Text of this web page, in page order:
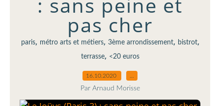
pas cher
paris, métro arts et métiers, 3ème arrondissement, bistrot,
terrasse, <20 euros
16.10.2020
Par Arnaud Morisse